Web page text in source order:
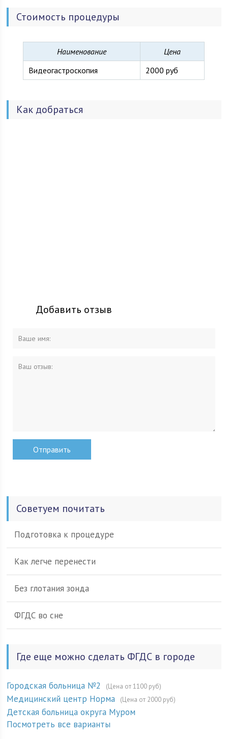
Стоимость процедуры
Наименование
Цена
Видеогастроскопия
2000 руб
Как добраться
Добавить отзыв
Советуем почитать
Подготовка к процедуре
Как легче перенести
Без глотания зонда
ФГДС во сне
Где еще можно сделать ФГДС в городе
Городская больница №2 (Цена от 1100 руб)
Медицинский центр Норма (Цена от 2000 руб)
Детская больница округа Муром
Посмотреть все варианты